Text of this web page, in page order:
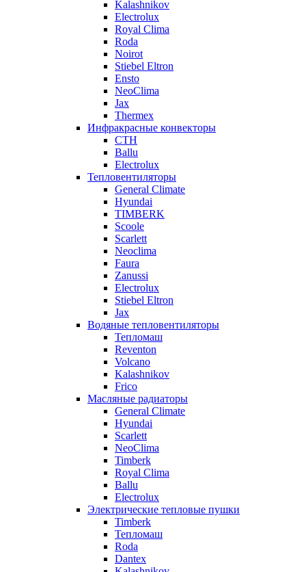
Kalashnikov
Electrolux
Royal Clima
Roda
Noirot
Stiebel Eltron
Ensto
NeoClima
Jax
Thermex
Инфракрасные конвекторы
CTH
Ballu
Electrolux
Тепловентиляторы
General Climate
Hyundai
TIMBERK
Scoole
Scarlett
Neoclima
Faura
Zanussi
Electrolux
Stiebel Eltron
Jax
Водяные тепловентиляторы
Тепломаш
Reventon
Volcano
Kalashnikov
Frico
Масляные радиаторы
General Climate
Hyundai
Scarlett
NeoClima
Timberk
Royal Clima
Ballu
Electrolux
Электрические тепловые пушки
Timberk
Тепломаш
Roda
Dantex